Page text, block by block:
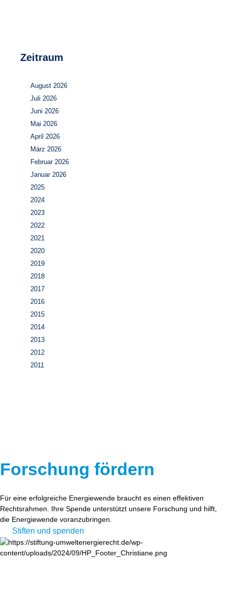
Zeitraum
August 2026
Juli 2026
Juni 2026
Mai 2026
April 2026
März 2026
Februar 2026
Januar 2026
2025
2024
2023
2022
2021
2020
2019
2018
2017
2016
2015
2014
2013
2012
2011
Forschung fördern
Für eine erfolgreiche Energiewende braucht es einen effektiven
Rechtsrahmen. Ihre Spende unterstützt unsere Forschung und hilft,
die Energiewende voranzubringen.
Stiften und spenden